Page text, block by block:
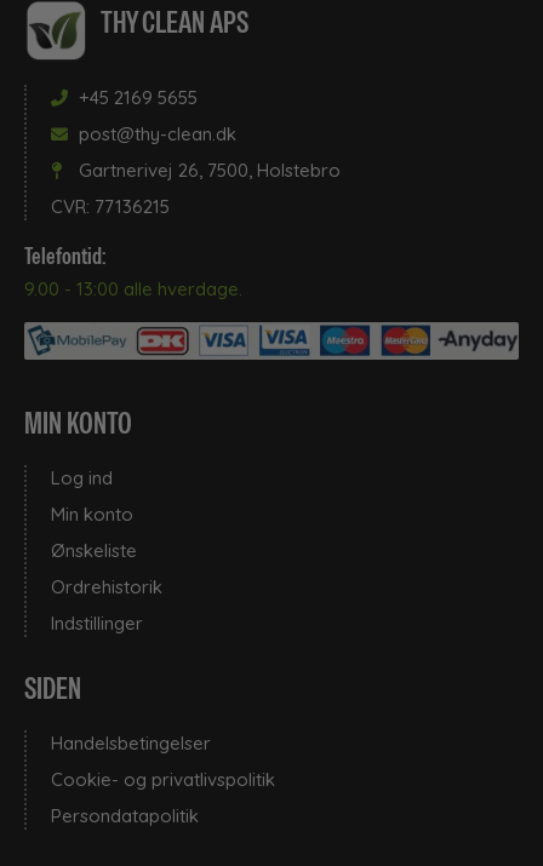
THY CLEAN APS
+45 2169 5655
post@thy-clean.dk
Gartnerivej 26, 7500, Holstebro
CVR: 77136215
Telefontid:
9.00 - 13:00 alle hverdage.
MIN KONTO
Log ind
Min konto
Ønskeliste
Ordrehistorik
Indstillinger
SIDEN
Handelsbetingelser
Cookie- og privatlivspolitik
Persondatapolitik